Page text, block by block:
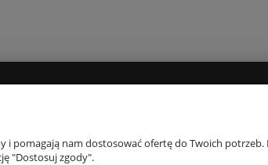
Moje zamówienia
pomagają nam dostosować ofertę do Twoich
"Dostosuj zgody".